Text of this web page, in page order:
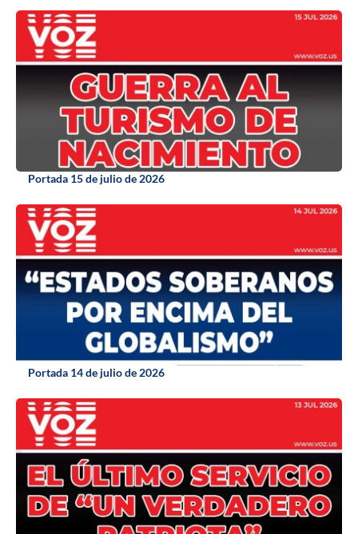
Portada 15 de julio de 2026
Portada 14 de julio de 2026